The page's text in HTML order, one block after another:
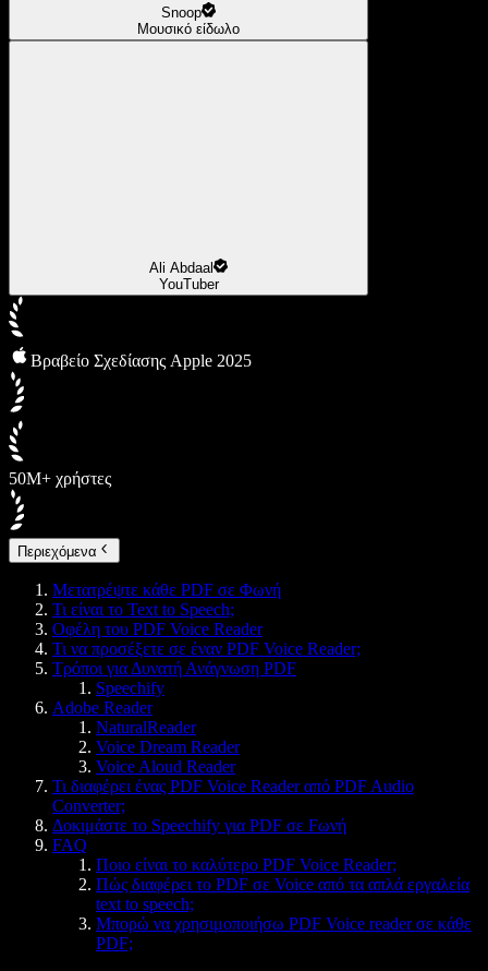
Snoop
Μουσικό είδωλο
Ali Abdaal
YouTuber
Βραβείο Σχεδίασης Apple 2025
50M+ χρήστες
Περιεχόμενα
Μετατρέψτε κάθε PDF σε Φωνή
Τι είναι το Text to Speech;
Οφέλη του PDF Voice Reader
Τι να προσέξετε σε έναν PDF Voice Reader;
Τρόποι για Δυνατή Ανάγνωση PDF
Speechify
Adobe Reader
NaturalReader
Voice Dream Reader
Voice Aloud Reader
Τι διαφέρει ένας PDF Voice Reader από PDF Audio
Converter;
Δοκιμάστε το Speechify για PDF σε Fωνή
FAQ
Ποιο είναι το καλύτερο PDF Voice Reader;
Πώς διαφέρει το PDF σε Voice από τα απλά εργαλεία
text to speech;
Μπορώ να χρησιμοποιήσω PDF Voice reader σε κάθε
PDF;